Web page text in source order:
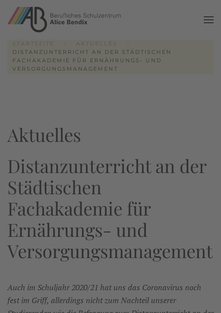
Zum Hauptinhalt springen
DISTANZUNTERRICHT AN DER STÄDTISCHEN
FACHAKADEMIE FÜR ERNÄHRUNGS- UND
VERSORGUNGSMANAGEMENT
Aktuelles
Distanzunterricht an der
Städtischen
Fachakademie für
Ernährungs- und
Versorgungsmanagement
Auch im Schuljahr 2020/21 hat uns das Coronavirus noch
fest im Griff, allerdings nicht zum Nachteil unserer